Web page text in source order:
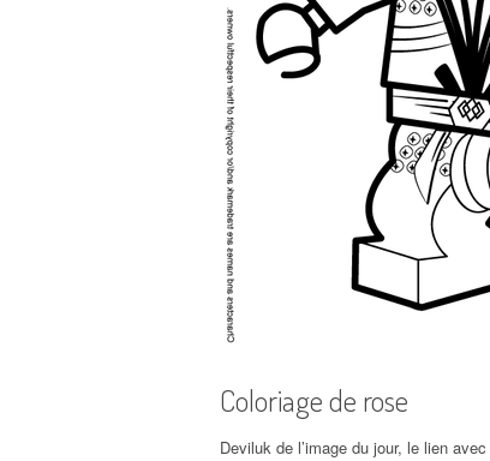
Coloriage de rose
Deviluk de l’image du jour, le lien avec